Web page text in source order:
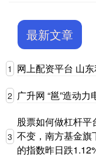
最新文章
1 网上配资平台 山
2 广升网 “邕”造动
3
股票如何做杠杆
不变，南方基金
的指数昨日跌